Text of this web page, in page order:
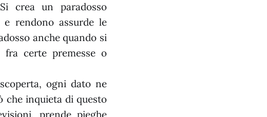
crea un paradosso
rendono assurde le
anche quando si
certe premesse o
ogni dato ne
che inquieta di questo